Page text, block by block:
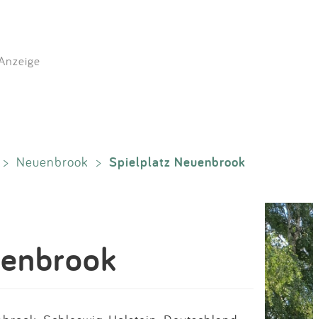
App
Blog
Partner
Kontakt
> Neuenbrook > Spielplatz Neuenbrook